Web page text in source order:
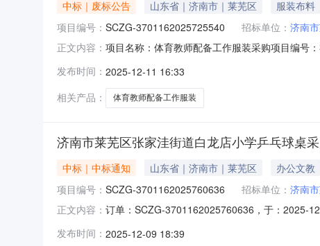
中标｜废标公告 山东省｜济南市｜莱芜区 服装布料
项目编号： SCZG-3701162025725540 招标单位： 济南
正文内容： 项目名称：体育教师配备工作服装采购项目编号
发布时间： 2025-12-11 16:33
相关产品：
体育教师配备工作服装
济南市莱芜区张家洼街道白龙店小学乒乓球桌
中标｜中标通知 山东省｜济南市｜莱芜区 办公文教
项目编号： SCZG-3701162025760636 招标单位： 济南
正文内容： 订单：SCZG-3701162025760636，于：2025-
币)：壹万伍仟元整四、主要标的信息序号商品品
发布时间： 2025-12-09 18:39